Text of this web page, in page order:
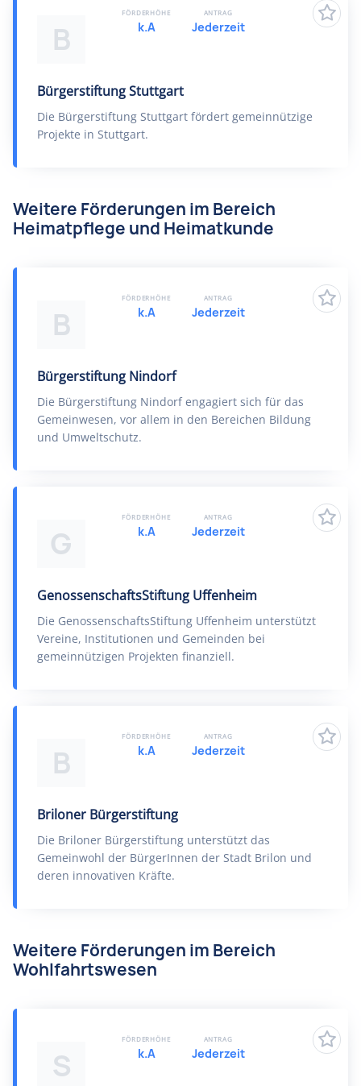
B
Bürgerstiftung Stuttgart
Die Bürgerstiftung Stuttgart fördert gemeinnützige
Projekte in Stuttgart.
FÖRDERHÖHE
k.A
ANTRAG
Jederzeit
Weitere Förderungen im Bereich
Heimatpflege und Heimatkunde
B
Bürgerstiftung Nindorf
Die Bürgerstiftung Nindorf engagiert sich für das
Gemeinwesen, vor allem in den Bereichen Bildung
und Umweltschutz.
FÖRDERHÖHE
k.A
ANTRAG
Jederzeit
G
GenossenschaftsStiftung Uffenheim
Die GenossenschaftsStiftung Uffenheim unterstützt
Vereine, Institutionen und Gemeinden bei
gemeinnützigen Projekten finanziell.
FÖRDERHÖHE
k.A
ANTRAG
Jederzeit
B
Briloner Bürgerstiftung
Die Briloner Bürgerstiftung unterstützt das
Gemeinwohl der BürgerInnen der Stadt Brilon und
deren innovativen Kräfte.
FÖRDERHÖHE
k.A
ANTRAG
Jederzeit
Weitere Förderungen im Bereich
Wohlfahrtswesen
S
FÖRDERHÖHE
k.A
ANTRAG
Jederzeit